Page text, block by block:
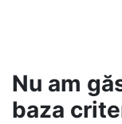
Nu am
baza